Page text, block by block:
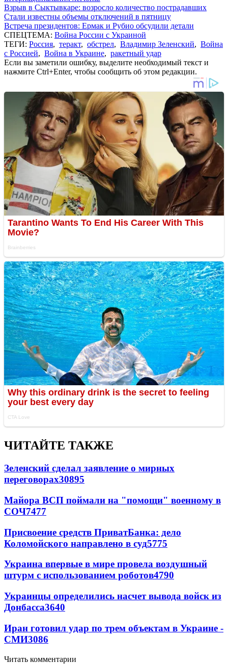
Взрыв в Сыктывкаре: возросло количество пострадавших
Стали известны объемы отключений в пятницу
Встреча президентов: Ермак и Рубио обсудили детали
СПЕЦТЕМА: Война России с Украиной
ТЕГИ: Россия, теракт, обстрел, Владимир Зеленский, Война
с Россией, Война в Украине, ракетный удар
Если вы заметили ошибку, выделите необходимый текст и
нажмите Ctrl+Enter, чтобы сообщить об этом редакции.
ЧИТАЙТЕ ТАКЖЕ
Зеленский сделал заявление о мирных
переговорах30895
Майора ВСП поймали на "помощи" военному в
СОЧ7477
Присвоение средств ПриватБанка: дело
Коломойского направлено в суд5775
Украина впервые в мире провела воздушный
штурм с использованием роботов4790
Украинцы определились насчет вывода войск из
Донбасса3640
Иран готовил удар по трем объектам в Украине -
СМИ3086
Читать комментарии